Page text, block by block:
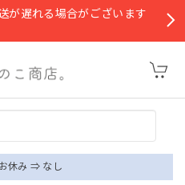
遅れる場合がございます
休み ⇒ なし